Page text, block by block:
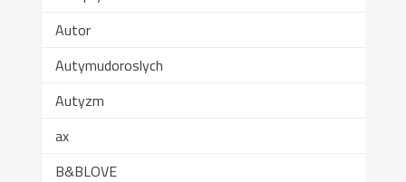
Autor
Autymudoroslych
Autyzm
ax
B&BLOVE